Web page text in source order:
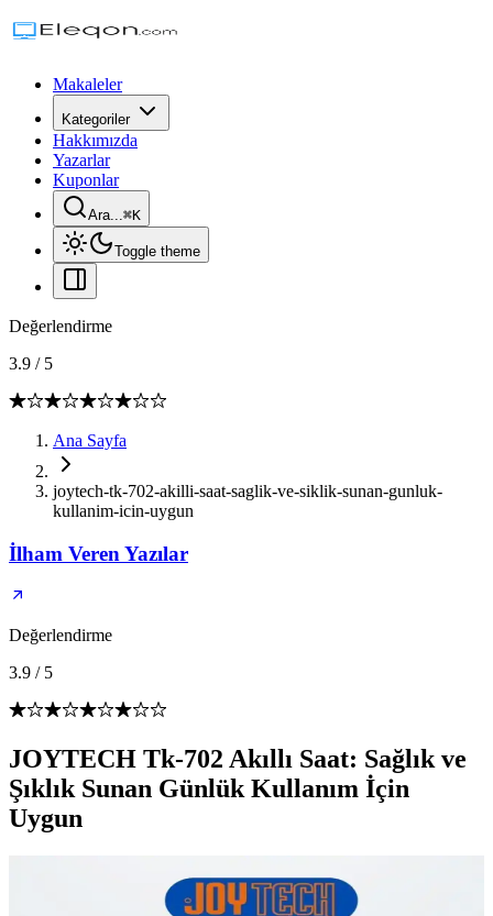
Makaleler
Kategoriler
Hakkımızda
Yazarlar
Kuponlar
Ara...⌘K
Toggle theme
Değerlendirme
3.9 / 5
Ana Sayfa
joytech-tk-702-akilli-saat-saglik-ve-siklik-sunan-gunluk-
kullanim-icin-uygun
İlham Veren Yazılar
Değerlendirme
3.9 / 5
JOYTECH Tk-702 Akıllı Saat: Sağlık ve
Şıklık Sunan Günlük Kullanım İçin
Uygun